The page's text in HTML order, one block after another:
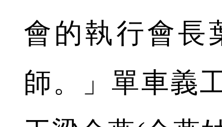
會的執行會長
師。」單車義